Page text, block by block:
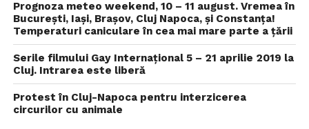
Prognoza meteo weekend, 10 – 11 august. Vremea în
București, Iași, Brașov, Cluj Napoca, și Constanța!
Temperaturi caniculare în cea mai mare parte a țării
Serile filmului Gay Internațional 5 – 21 aprilie 2019 la
Cluj. Intrarea este liberă
Protest în Cluj-Napoca pentru interzicerea
circurilor cu animale